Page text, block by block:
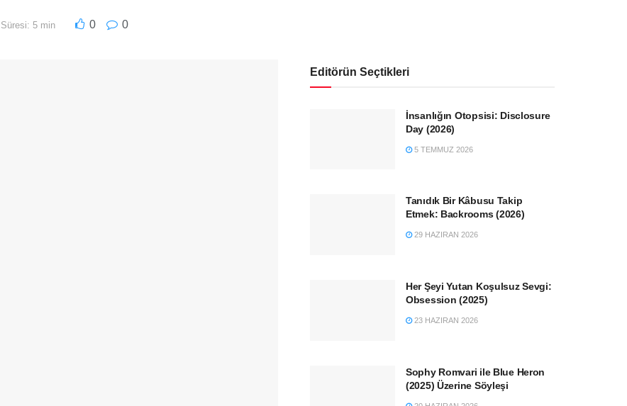
5 min 0 0
Editörün Seçtikleri
İnsanlığın Otopsisi: Disclosure
Day (2026)
5 TEMMUZ 2026
Tanıdık Bir Kâbusu Takip
Etmek: Backrooms (2026)
29 HAZIRAN 2026
Her Şeyi Yutan Koşulsuz Sevgi:
Obsession (2025)
23 HAZIRAN 2026
Sophy Romvari ile Blue Heron
(2025) Üzerine Söyleşi